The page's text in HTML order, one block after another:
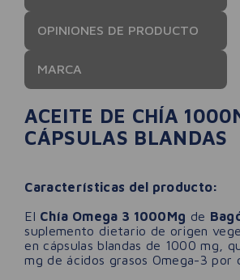
OPINIONES DE PRODUCTO
MARCA
ACEITE DE CHÍA
CÁPSULAS BLANDAS
Características del producto:
El Chía Omega 3 1000Mg de
suplemento dietario de origen
en cápsulas blandas de 1000 mg,
mg de ácidos grasos Omega-3 por